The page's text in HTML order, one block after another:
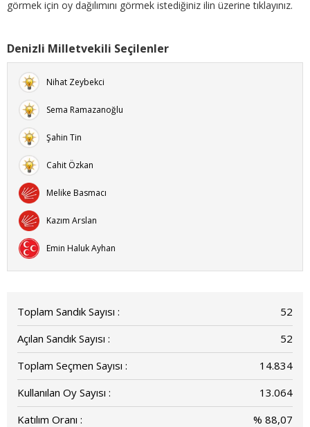
görmek için oy dağılımını görmek istediğiniz ilin üzerine tıklayınız.
Denizli Milletvekili Seçilenler
Nihat Zeybekci
Sema Ramazanoğlu
Şahin Tin
Cahit Özkan
Melike Basmacı
Kazım Arslan
Emin Haluk Ayhan
Toplam Sandık Sayısı :
52
Açılan Sandık Sayısı :
52
Toplam Seçmen Sayısı :
14.834
Kullanılan Oy Sayısı :
13.064
Katılım Oranı :
% 88,07